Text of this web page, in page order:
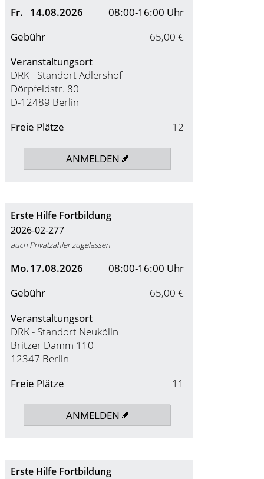
Fr. 14.08.2026
08:00-16:00 Uhr
Gebühr
65,00 €
Veranstaltungsort
DRK - Standort Adlershof
Dörpfeldstr. 80
D-12489 Berlin
Freie Plätze
12
ANMELDEN
Erste Hilfe Fortbildung
2026-02-277
auch Privatzahler zugelassen
Mo.17.08.2026
08:00-16:00 Uhr
Gebühr
65,00 €
Veranstaltungsort
DRK - Standort Neukölln
Britzer Damm 110
12347 Berlin
Freie Plätze
11
ANMELDEN
Erste Hilfe Fortbildung